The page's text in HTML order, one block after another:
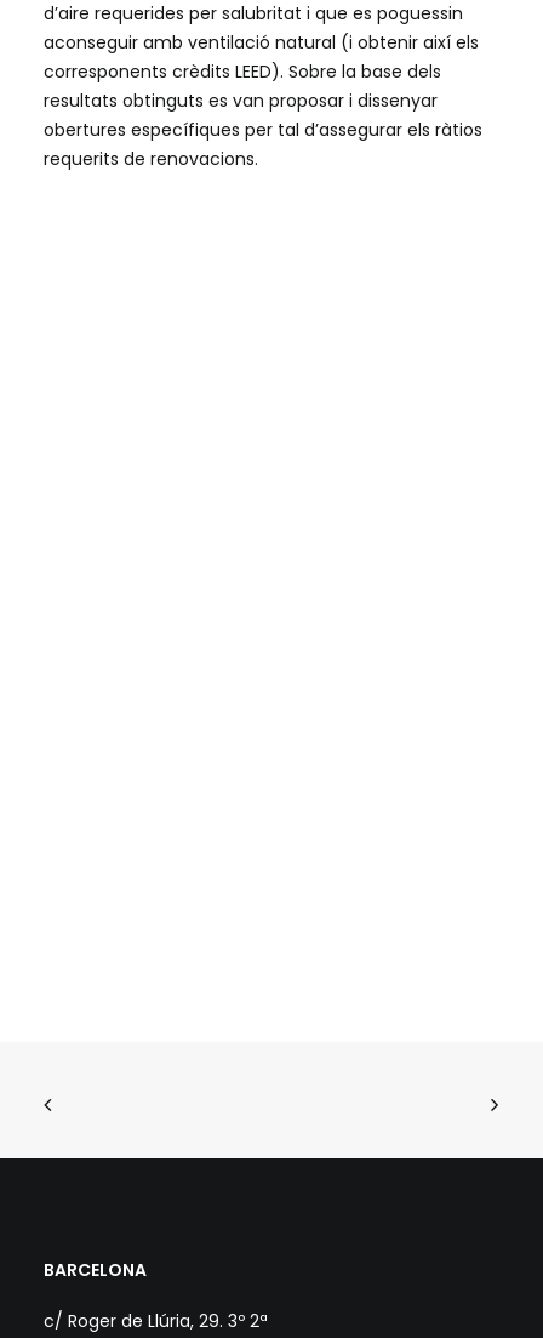
d’aire requerides per salubritat i que es poguessin
aconseguir amb ventilació natural (i obtenir així els
corresponents crèdits LEED). Sobre la base dels
resultats obtinguts es van proposar i dissenyar
obertures específiques per tal d’assegurar els ràtios
requerits de renovacions.
BARCELONA
c/ Roger de Llúria, 29. 3º 2ª